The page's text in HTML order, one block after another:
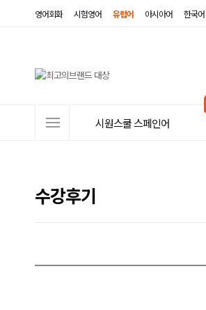
영어회화 시험영어 유럽어 아시아어 한국어
뉴
시원스쿨 스페인어
수강후기